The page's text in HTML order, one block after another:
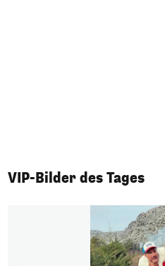
VIP-Bilder des Tages
1/50